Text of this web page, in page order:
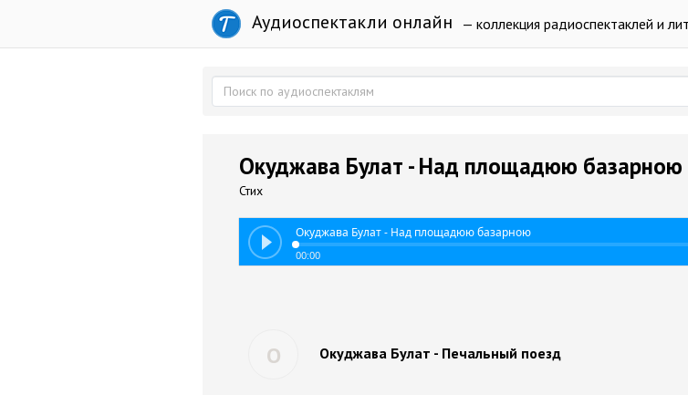
Аудиоспектакли онлайн — коллекция радиоспектаклей и
Окуджава Булат - Над площадюю базарною
Стих
Окуджава Булат - Над площадюю базарною
00:00
О Окуджава Булат - Печальный поезд